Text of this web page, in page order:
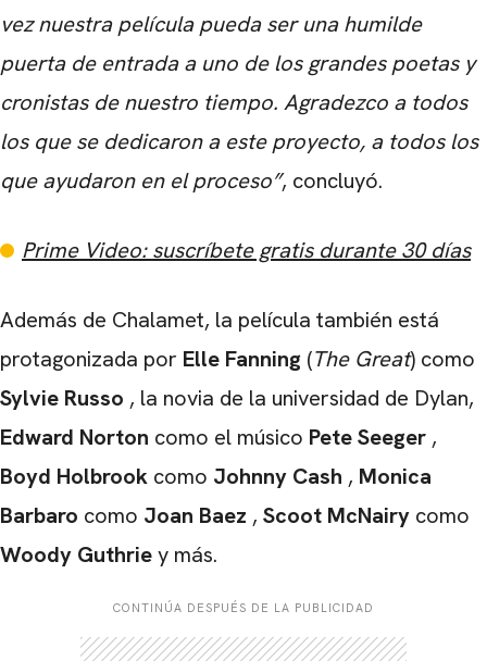
vez nuestra película pueda ser una humilde
puerta de entrada a uno de los grandes poetas y
cronistas de nuestro tiempo. Agradezco a todos
los que se dedicaron a este proyecto, a todos los
que ayudaron en el proceso”, concluyó.
Prime Video: suscríbete gratis durante 30 días
Además de Chalamet, la película también está
protagonizada por Elle Fanning (The Great) como
Sylvie Russo , la novia de la universidad de Dylan,
Edward Norton como el músico Pete Seeger ,
Boyd Holbrook como Johnny Cash , Monica
Barbaro como Joan Baez , Scoot McNairy como
Woody Guthriey más.
CONTINÚA DESPUÉS DE LA PUBLICIDAD